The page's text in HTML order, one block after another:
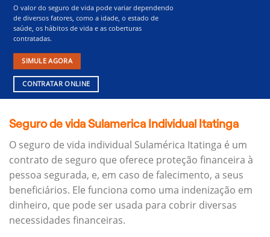
O valor do seguro de vida pode variar dependendo
de diversos fatores, como a idade, o estado de
saúde, os hábitos de vida e as coberturas
contratadas.
SIMULE AGORA
CONTRATAR ONLINE
Seguro de vida Sulamerica Individual Itatinga
O seguro de vida individual Sulamérica Itatinga é um
contrato de seguro que oferece proteção financeira à
pessoa segurada, e, em caso de falecimento, a seus
beneficiários. Ele funciona como uma indenização em
dinheiro, que pode ser usada para cobrir diversas
necessidades financeiras.